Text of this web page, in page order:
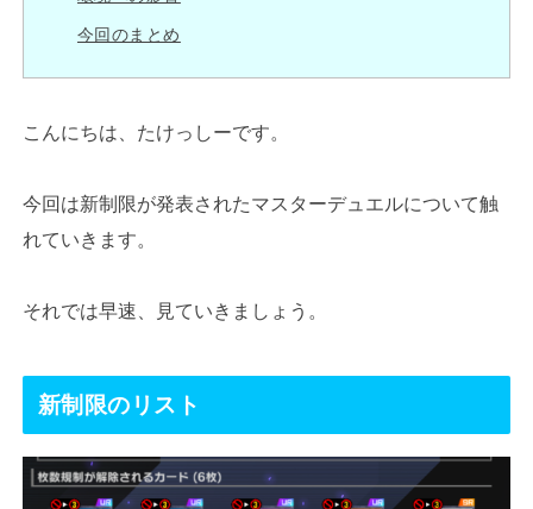
今回のまとめ
こんにちは、たけっしーです。
今回は新制限が発表されたマスターデュエルについて触
れていきます。
それでは早速、見ていきましょう。
新制限のリスト